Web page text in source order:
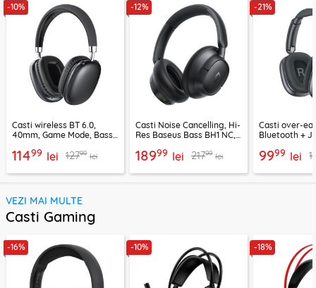
-10%
Casti wireless BT 6.0,
40mm, Game Mode, Bass
11499 lei 12799 lei
-12%
Casti Noise Cancelling, Hi-
Res Baseus Bass BH1 NC,
18999 lei 21799 lei
-21%
Casti over-
Bluetooth +
9999 lei
VEZI MAI MULTE
Casti Gaming
-16% -10% -18%